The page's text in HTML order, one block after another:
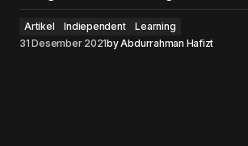
Artikel Indiependent
Learning
31 Desember 2021byAbdurrahman Hafizt